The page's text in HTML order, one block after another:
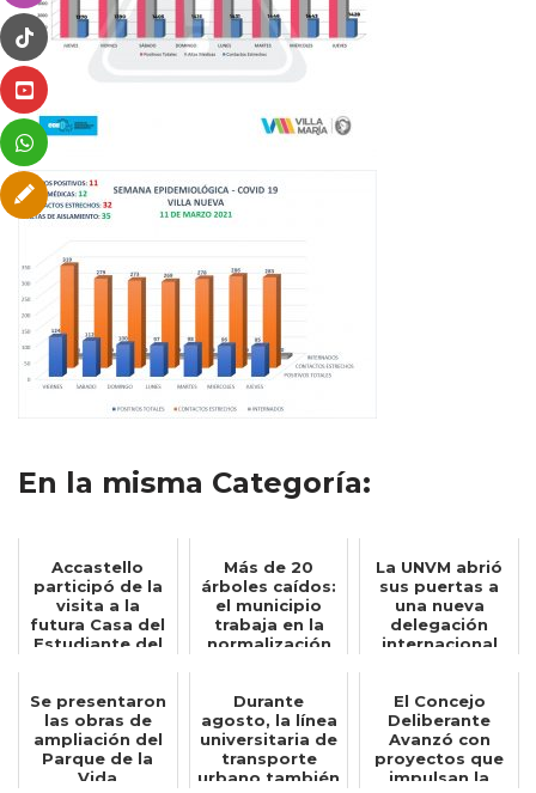
En la misma Categoría:
Accastello
participó de la
visita a la
futura Casa del
Estudiante del
Más de 20
árboles caídos:
el municipio
trabaja en la
normalización
La UNVM abrió
sus puertas a
una nueva
delegación
internacional
Se presentaron
las obras de
ampliación del
Parque de la
Vida
Durante
agosto, la línea
universitaria de
transporte
urbano también
El Concejo
Deliberante
Avanzó con
proyectos que
impulsan la